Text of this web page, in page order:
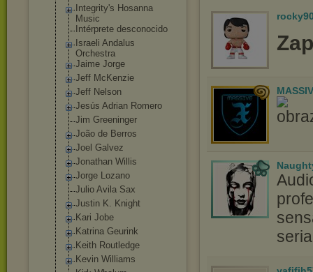
Integrity's Hosanna
Music
Intérprete desconocido
Israeli Andalus
Orchestra
Jaime Jorge
Jeff McKenzie
Jeff Nelson
Jesús Adrian Romero
Jim Greeninger
João de Berros
Joel Galvez
Jonathan Willis
Jorge Lozano
Julio Avila Sax
Justin K. Knight
Kari Jobe
Katrina Geurink
Keith Routledge
Kevin Williams